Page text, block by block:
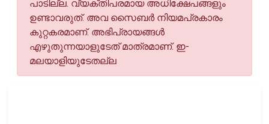
പാടില്ല. വ്യക്തിപരമായ അധിക്ഷേപങ്ങളും
ഉണ്ടാവരുത്. അവ സൈബര്‍ നിയമപ്രകാരം
കുറ്റകരമാണ്. അഭിപ്രായങ്ങള്‍
എഴുതുന്നയാളുടേത് മാത്രമാണ്. ഇ-
മലയാളിയുടേതല്ല